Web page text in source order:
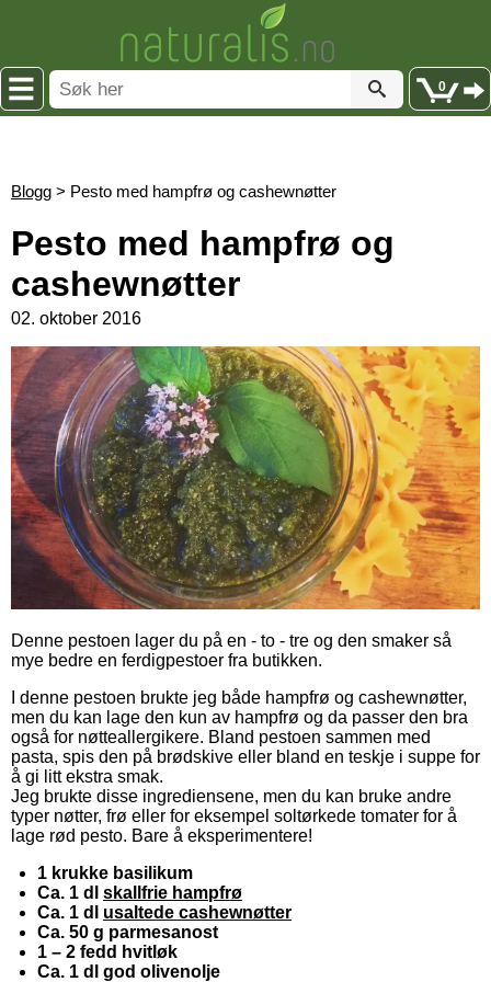
0
Blogg > Pesto med hampfrø og cashewnøtter
Pesto med hampfrø og
cashewnøtter
02. oktober 2016
Denne pestoen lager du på en - to - tre og den smaker så
mye bedre en ferdigpestoer fra butikken.
I denne pestoen brukte jeg både hampfrø og cashewnøtter,
men du kan lage den kun av hampfrø og da passer den bra
også for nøtteallergikere. Bland pestoen sammen med
pasta, spis den på brødskive eller bland en teskje i suppe for
å gi litt ekstra smak.
Jeg brukte disse ingrediensene, men du kan bruke andre
typer nøtter, frø eller for eksempel soltørkede tomater for å
lage rød pesto. Bare å eksperimentere!
1 krukke basilikum
Ca. 1 dl skallfrie hampfrø
Ca. 1 dl usaltede cashewnøtter
Ca. 50 g parmesanost
1 – 2 fedd hvitløk
Ca. 1 dl god olivenolje